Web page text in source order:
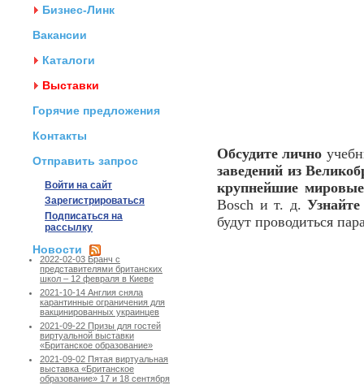
Бизнес-Линк
Вакансии
Каталоги
Выставки
Горячие предложения
Контакты
Отправить запрос
Войти на сайт
Зарегистрироваться
Подписаться на
рассылку
Новости
2022-02-03 Бранч с
представителями британских
школ – 12 февраля в Киеве
2021-10-14 Англия сняла
карантинные ограничения для
вакцинированных украинцев
2021-09-22 Призы для гостей
виртуальной выставки
«Британское образование»
2021-09-02 Пятая виртуальная
выставка «Британское
образование» 17 и 18 сентября
Обсудите лично
заведений из
крупнейшие
Bosch и т. д.
будут проводиться